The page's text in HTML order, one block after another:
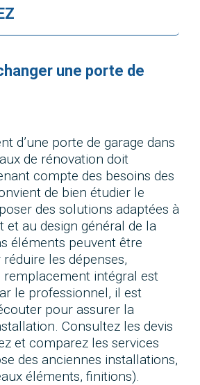
une porte de
d’une porte de garage dans
de rénovation doit
compte des besoins des
de bien étudier le
des solutions adaptées à
et au design général de la
éléments peuvent être
les dépenses,
remplacement intégral est
le professionnel, il est
pour assurer la
Consultez les devis
et comparez les services
des anciennes installations,
éléments, finitions).